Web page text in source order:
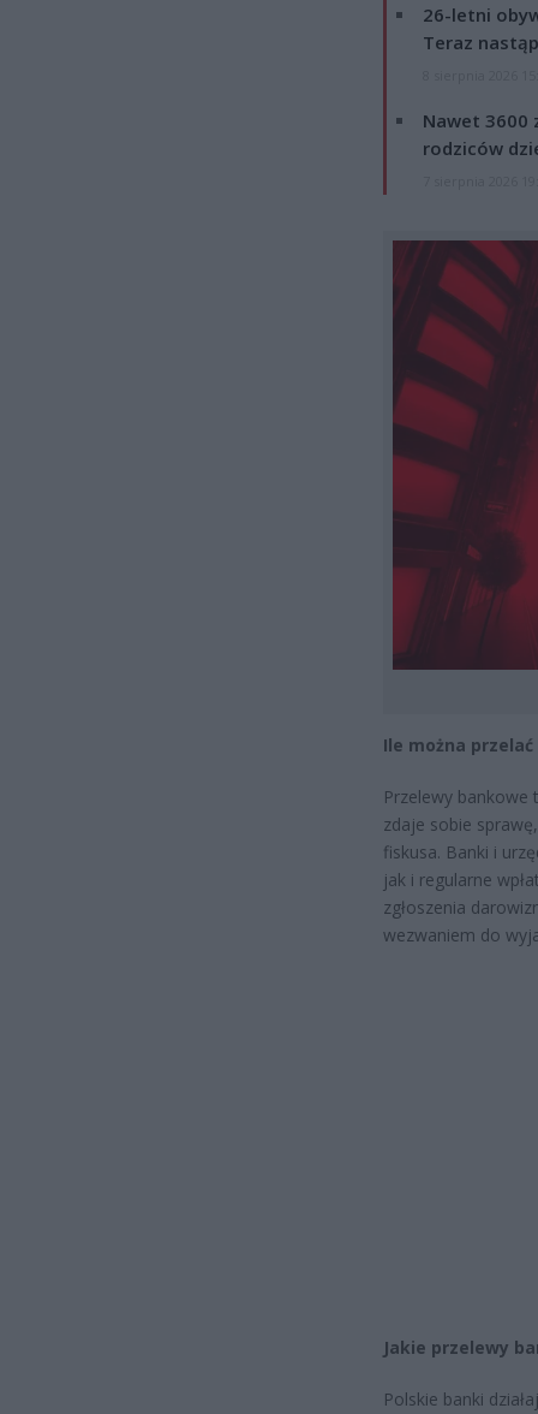
26-letni
Teraz
Nawet 3600
rodziców
Ile można
Przelewy
zdaje sobie
fiskusa. Banki i
jak i regularne
zgłoszenia
wezwaniem do
Jakie przelewy
Polskie banki